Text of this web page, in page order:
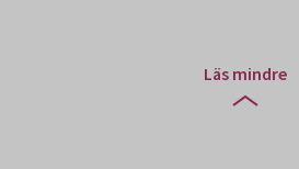
Läs mindre